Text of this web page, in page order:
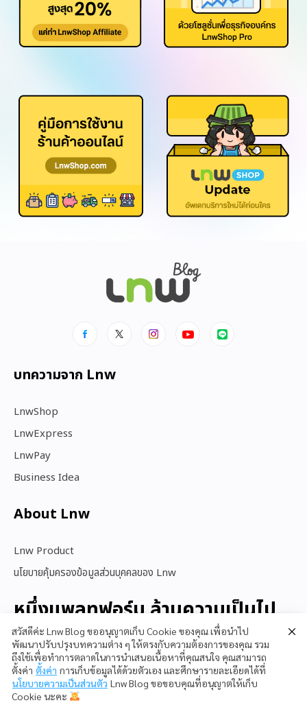
บทความจาก Lnw
LnwShop
LnwExpress
LnwPay
Business Idea
About Lnw​
Lnw Product
นโยบายคุ้มครองข้อมูลส่วนบุคคลของ Lnw
หนึ่งแพลทฟอร์ม ล้านความเป็นไป
ได้
สนใจใช้ LnwShop
สวัสดีค่ะ Lnw Blog ขออนุญาตเก็บ Cookie ของคุณ เพื่อนำไป
พัฒนาปรับปรุงบทความต่าง ๆ ให้ตรงกับความต้องการของคุณ รวม
ถึงใช้เพื่อทำการตลาดในการนำเสนอเนื้อหาที่คุณสนใจ คุณสามารถ
ตั้งค่า ตั้งค่า การเก็บข้อมูลได้ด้วยตัวเอง และศึกษารายละเอียดได้ที่
นโยบายความเป็นส่วนตัว Lnw Blog ขอขอบคุณที่อนุญาตให้เก็บ
Cookie นะคะ